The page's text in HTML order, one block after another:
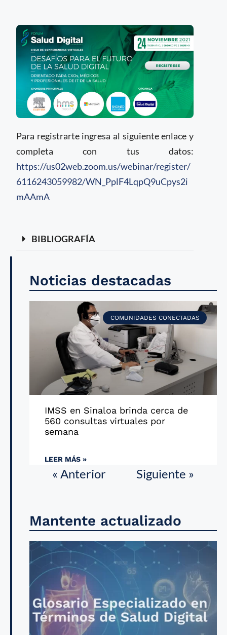
Para registrarte ingresa al siguiente enlace y
completa con tus datos:
https://us02web.zoom.us/webinar/register/
6116243059982/WN_PplF4LqpQ9uCpys2i
mAAmA
BIBLIOGRAFÍA
Noticias destacadas
COMUNIDADES CONECTADAS
IMSS en Sinaloa brinda cerca de
560 consultas virtuales por
semana
LEER MÁS »
« Anterior Siguiente »
Mantente actualizado